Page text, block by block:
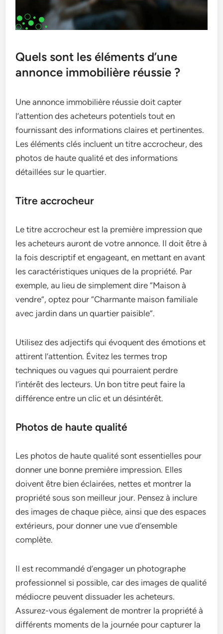
Quels sont les éléments d’une
annonce immobilière réussie ?
Une annonce immobilière réussie doit capter
l’attention des acheteurs potentiels tout en
fournissant des informations claires et pertinentes.
Les éléments clés incluent un titre accrocheur, des
photos de haute qualité et des informations
détaillées sur le quartier.
Titre accrocheur
Le titre accrocheur est la première impression que
les acheteurs auront de votre annonce. Il doit être à
la fois descriptif et engageant, en mettant en avant
les caractéristiques uniques de la propriété. Par
exemple, au lieu de simplement dire “Maison à
vendre”, optez pour “Charmante maison familiale
avec jardin dans un quartier paisible”.
Utilisez des adjectifs qui évoquent des émotions et
attirent l’attention. Évitez les termes trop
techniques ou vagues qui pourraient perdre
l’intérêt des lecteurs. Un bon titre peut faire la
différence entre un clic et un désintérêt.
Photos de haute qualité
Les photos de haute qualité sont essentielles pour
donner une bonne première impression. Elles
doivent être bien éclairées, nettes et montrer la
propriété sous son meilleur jour. Pensez à inclure
des images de chaque pièce, ainsi que des espaces
extérieurs, pour donner une vue d’ensemble
complète.
Il est recommandé d’engager un photographe
professionnel si possible, car des images de qualité
médiocre peuvent dissuader les acheteurs.
Assurez-vous également de montrer la propriété à
différents moments de la journée pour capturer la